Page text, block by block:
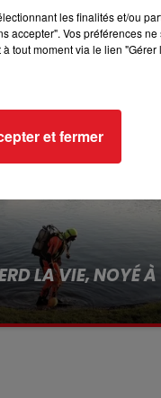
LA VIE, NOYÉ À
les finalités et/ou
accepter". Vos préférences
tout moment via le lien
et fermer